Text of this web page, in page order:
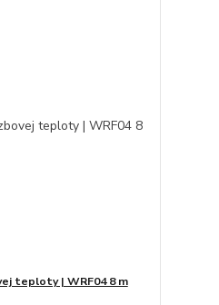
teploty | WRF04 8 m